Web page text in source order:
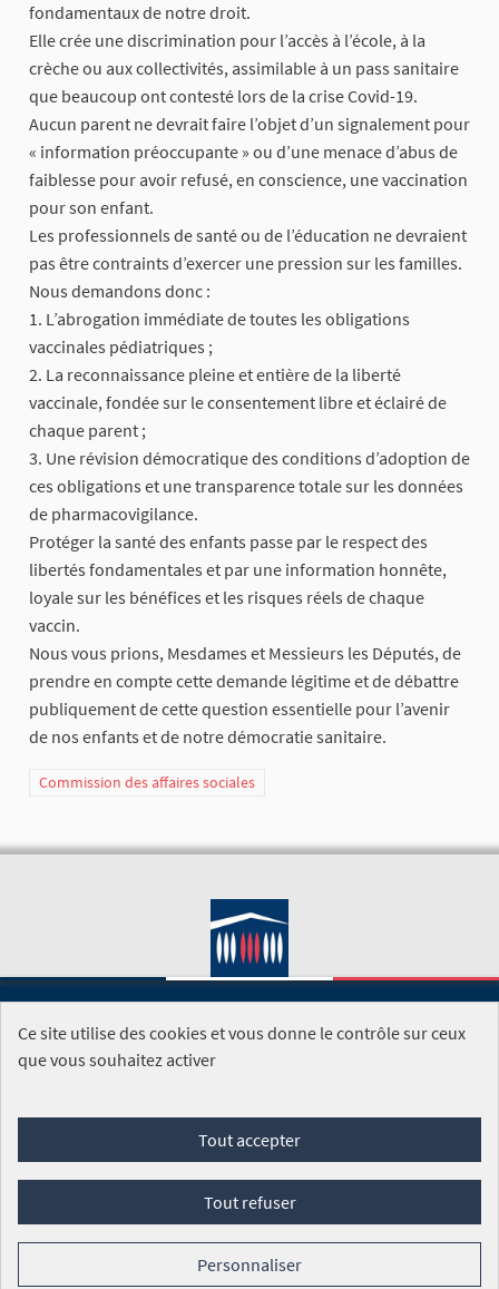
fondamentaux de notre droit.
Elle crée une discrimination pour l’accès à l’école, à la
crèche ou aux collectivités, assimilable à un pass sanitaire
que beaucoup ont contesté lors de la crise Covid-19.
Aucun parent ne devrait faire l’objet d’un signalement pour
« information préoccupante » ou d’une menace d’abus de
faiblesse pour avoir refusé, en conscience, une vaccination
pour son enfant.
Les professionnels de santé ou de l’éducation ne devraient
pas être contraints d’exercer une pression sur les familles.
Nous demandons donc :
1. L’abrogation immédiate de toutes les obligations
vaccinales pédiatriques ;
2. La reconnaissance pleine et entière de la liberté
vaccinale, fondée sur le consentement libre et éclairé de
chaque parent ;
3. Une révision démocratique des conditions d’adoption de
ces obligations et une transparence totale sur les données
de pharmacovigilance.
Protéger la santé des enfants passe par le respect des
libertés fondamentales et par une information honnête,
loyale sur les bénéfices et les risques réels de chaque
vaccin.
Nous vous prions, Mesdames et Messieurs les Députés, de
prendre en compte cette demande légitime et de débattre
publiquement de cette question essentielle pour l’avenir
de nos enfants et de notre démocratie sanitaire.
Commission des affaires sociales
SITE DE L'ASSEMBLÉE NATIONALE
Foire aux questions
Conditions générales d'utilisation (CGU)
Mentions légales
Cookies
Ce site utilise des cookies et vous donne le contrôle sur ceux
que vous souhaitez activer
Tout accepter
Tout refuser
Personnaliser